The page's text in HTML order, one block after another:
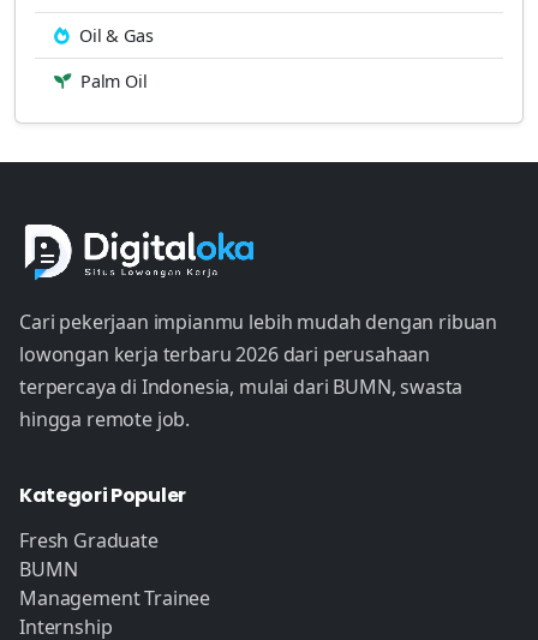
Oil & Gas
Palm Oil
Cari pekerjaan impianmu lebih mudah dengan ribuan
lowongan kerja terbaru 2026 dari perusahaan
terpercaya di Indonesia, mulai dari BUMN, swasta
hingga remote job.
Kategori Populer
Fresh Graduate
BUMN
Management Trainee
Internship